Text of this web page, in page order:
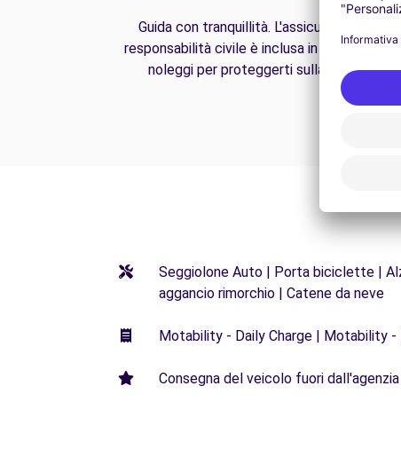
Guida con tranquillità. L'assicurazione di
responsabilità civile è inclusa in tutti i nostri
noleggi per proteggerti sulla strada.
Seggiolone Auto | Porta biciclette |
aggancio rimorchio | Catene da neve
Motability - Daily Charge | Motability
Consegna del veicolo fuori